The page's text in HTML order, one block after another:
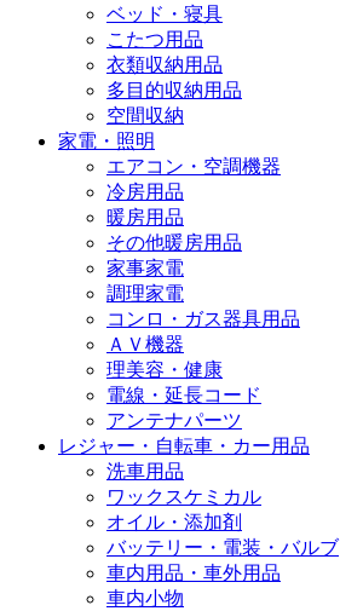
ベッド・寝具
こたつ用品
衣類収納用品
多目的収納用品
空間収納
家電・照明
エアコン・空調機器
冷房用品
暖房用品
その他暖房用品
家事家電
調理家電
コンロ・ガス器具用品
ＡＶ機器
理美容・健康
電線・延長コード
アンテナパーツ
レジャー・自転車・カー用品
洗車用品
ワックスケミカル
オイル・添加剤
バッテリー・電装・バルブ
車内用品・車外用品
車内小物